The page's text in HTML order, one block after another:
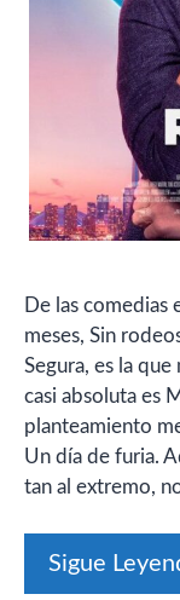
De las comedias
meses, Sin
Segura, es la
casi absoluta es
planteamiento
Un día de furia.
tan al extremo,
Sigue